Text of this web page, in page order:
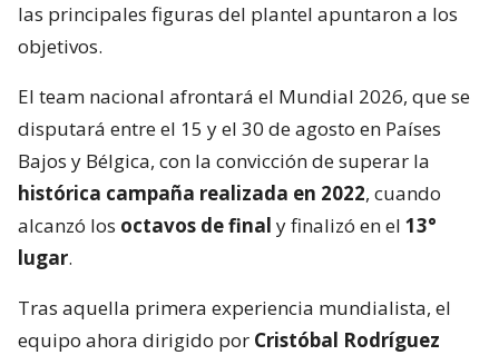
las principales figuras del plantel apuntaron a los
objetivos.
El team nacional afrontará el Mundial 2026, que se
disputará entre el 15 y el 30 de agosto en Países
Bajos y Bélgica, con la convicción de superar la
histórica campaña realizada en 2022, cuando
alcanzó los octavos de final y finalizó en el 13°
lugar.
Tras aquella primera experiencia mundialista, el
equipo ahora dirigido por Cristóbal Rodríguez